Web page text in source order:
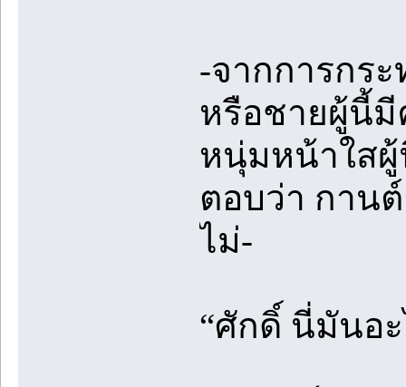
-จากการกร
หรือชายผู้นี้
หนุ่มหน้าใสผู้
ตอบว่า กาน
ไม่-
“ศักดิ์ นี่มันอ